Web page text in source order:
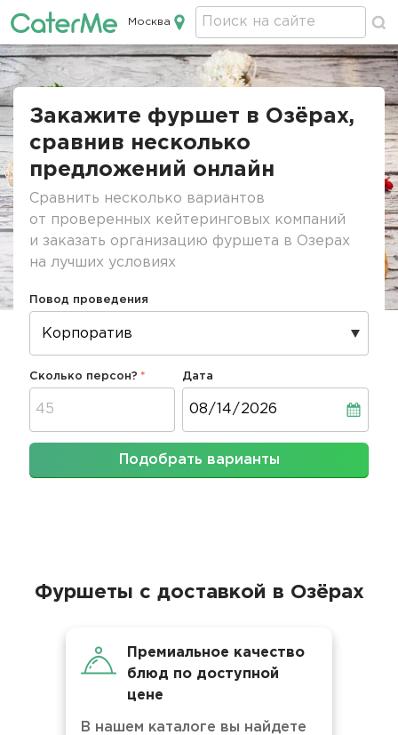
Кейтеринг в Москве
Москва
Строка
Закажите фуршет в Озёрах,
сравнив несколько
предложений онлайн
Сравнить несколько вариантов
от проверенных кейтеринговых компаний
и заказать организацию фуршета в Озерах
на лучших условиях
Повод проведения
Сколько персон? Дата
Подобрать варианты
Фуршеты с доставкой в Озёрах
Премиальное качество
блюд по доступной
цене
В нашем каталоге вы найдете